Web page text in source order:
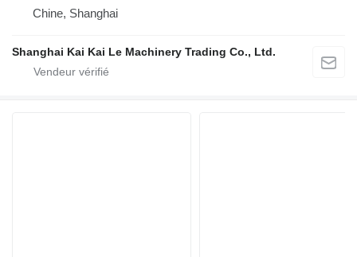
Chine, Shanghai
Shanghai Kai Kai Le Machinery Trading Co., Ltd.